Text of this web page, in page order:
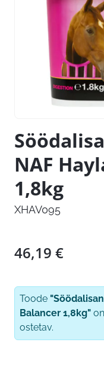
NAF
1,8kg
XHAV095
46,19 €
Toode
Balancer 1,8kg"
ostetav.